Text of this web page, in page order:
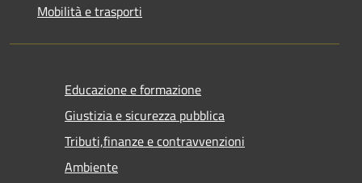
Mobilità e trasporti
Educazione e formazione
Giustizia e sicurezza pubblica
Tributi,finanze e contravvenzioni
Ambiente